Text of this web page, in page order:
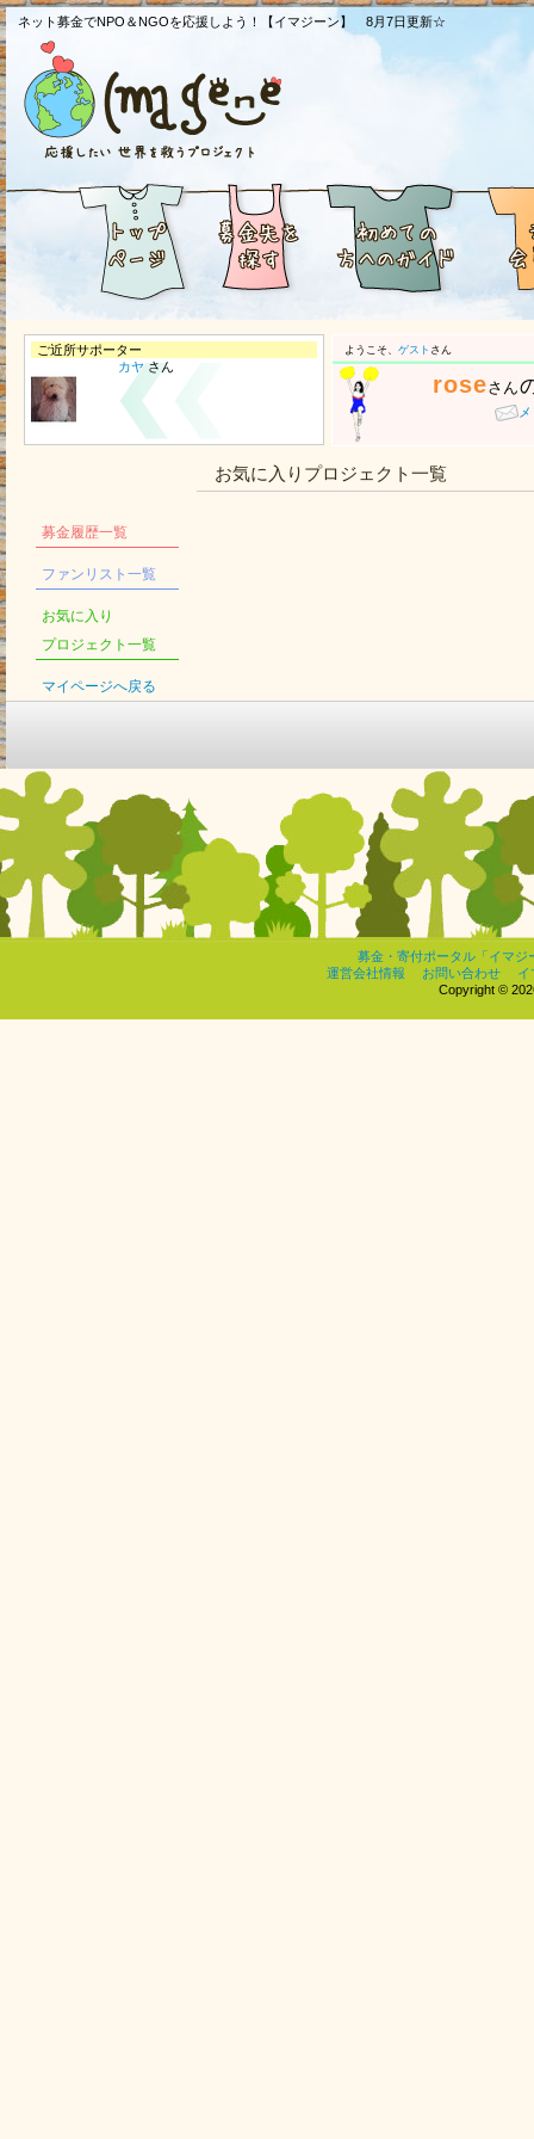
ネット募金でNPO＆NGOを応援しよう！【イマジーン】 8月7日更新☆
ご近所サポーター
カヤさん
ようこそ、 ゲスト さん
roseさん
募金履歴一覧
ファンリスト一覧
お気に入り
プロジェクト一覧
マイページへ戻る
お気に入りプロジェクト一覧
募金・寄付ポータル「イマジ
運営会社情報
お問い合わせ
イ
Copyright ©